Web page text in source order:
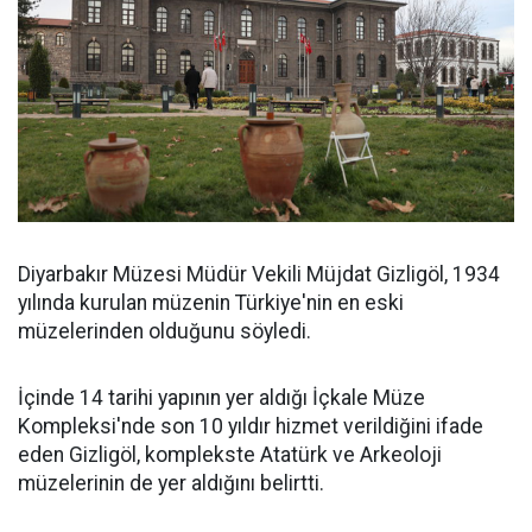
Diyarbakır Müzesi Müdür Vekili Müjdat Gizligöl, 1934
yılında kurulan müzenin Türkiye'nin en eski
müzelerinden olduğunu söyledi.
İçinde 14 tarihi yapının yer aldığı İçkale Müze
Kompleksi'nde son 10 yıldır hizmet verildiğini ifade
eden Gizligöl, komplekste Atatürk ve Arkeoloji
müzelerinin de yer aldığını belirtti.